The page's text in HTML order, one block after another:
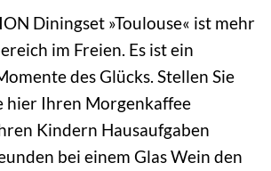
Diningset »Toulouse« ist mehr
im Freien. Es ist ein
des Glücks. Stellen Sie
hier Ihren Morgenkaffee
Kindern Hausaufgaben
bei einem Glas Wein den